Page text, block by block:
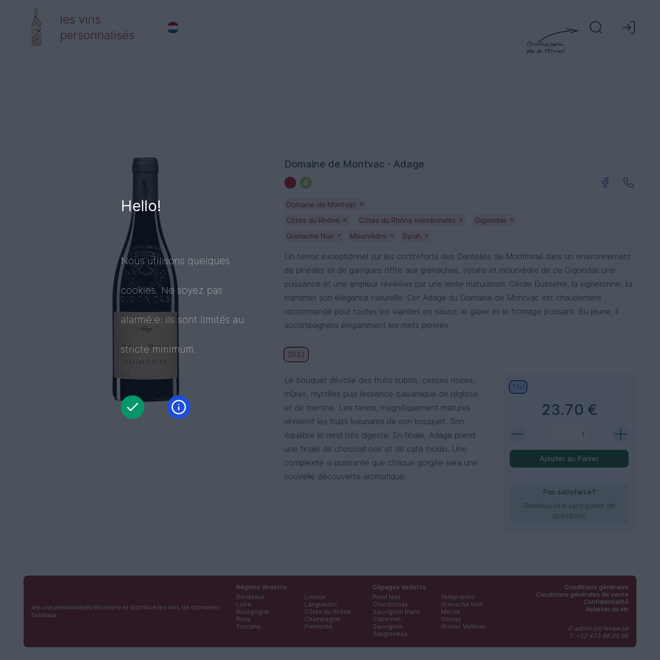
les vins
personnalisés
Cherchez parmi
plus de 190 vins!
Domaine de Montvac - Adage
Domaine de Montvac ↗
Côtes du Rhône ↗ Côtes du Rhône méridionales ↗ Gigondas ↗
Grenache Noir ↗ Mourvèdre ↗ Syrah ↗
Un terroir exceptionnel sur les contreforts des Dentelles de Montmirail dans un environnement
de pinèdes et de garrigues offre aux grenaches, syrahs et mourvèdre de ce Gigondas une
puissance et une ampleur révélées par une lente maturation. Cécile Dusserre, la vigneronne, lui
transmet son élégance naturelle. Cet Adage du Domaine de Montvac est chaudement
recommandé pour toutes les viandes en sauce, le gibier et le fromage puissant. Bu jeune, il
accompagnera élégamment les mets poivrés.
2022
Le bouquet dévoile des fruits subtils, cerises noires,
mûres, myrtilles puis l’essence balsamique de réglisse
et de menthe. Les tanins, magnifiquement matures
révèlent les fruits luxuriants de son bouquet. Son
équilibre le rend très digeste. En finale, Adage prend
une finale de chocolat noir et de café moulu. Une
complexité si puissante que chaque gorgée sera une
nouvelle découverte aromatique.
75cl
23.70 €
Ajouter au Panier
Pas satisfait.e?
Remboursé.e sans poser de
questions!
les vins personnalisésdécouvre et distribue les vins de domaines
familiaux
Régions Vedette
Bordeaux
Loire
Bourgogne
Rioja
Toscana
Limoux
Languedoc
Côtes du Rhône
Champagne
Piemonte
Cépages Vedette
Pinot Noir
Chardonnay
Sauvignon Blanc
Cabernet-
Sauvignon
Sangiovese
Tempranillo
Grenache Noir
Merlot
Gamay
Grüner Veltliner
Conditions générales
Conditions générales de vente
Confidentialité
Acheter du vin
E: admin (at) levipe.be
T: +32 473 98 05 96
Hello!
Nous utilisons quelques
cookies. Ne soyez pas
alarmé.e: ils sont limités au
stricte minimum.